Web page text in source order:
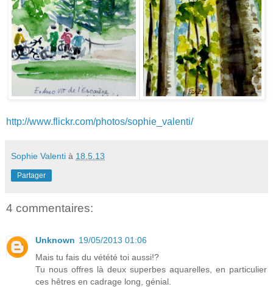
http://www.flickr.com/photos/sophie_valenti/
Sophie Valenti à 18.5.13
Partager
4 commentaires:
Unknown 19/05/2013 01:06
Mais tu fais du vétété toi aussi!?
Tu nous offres là deux superbes aquarelles, en particulier
ces hêtres en cadrage long, génial.